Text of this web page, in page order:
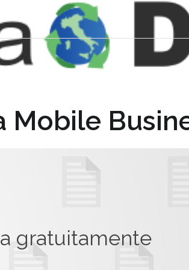
Mobile
gratuitamente